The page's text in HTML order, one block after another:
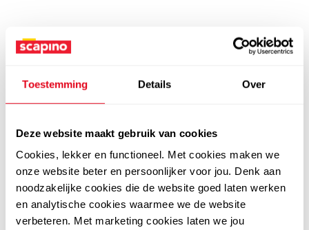
Toestemming Details Over
Deze website maakt gebruik van cookies
Cookies, lekker en functioneel. Met cookies maken we
onze website beter en persoonlijker voor jou. Denk aan
noodzakelijke cookies die de website goed laten werken
en analytische cookies waarmee we de website
verbeteren. Met marketing cookies laten we jou